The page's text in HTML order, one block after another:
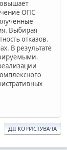
ОПС
Выбирая
отказов.
В результате
ДІЇ КОРИСТУВАЧА